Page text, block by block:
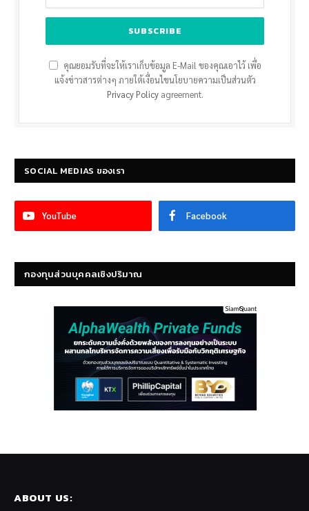
คุณยอมรับที่จะให้เราเก็บข้อมูล E-Mail ของคุณเอาไว้ เพื่อ
แจ้งข่าวสารต่างๆ ภายใต้เงื่อนไขนโยบายความเป็นส่วนตัว
Privacy Policyagreement.
SOCIAL MEDIAS ของเรา
YouTube Facebook
กองทุนส่วนบุคคลเชิงปริมาณ
ABOUT US: